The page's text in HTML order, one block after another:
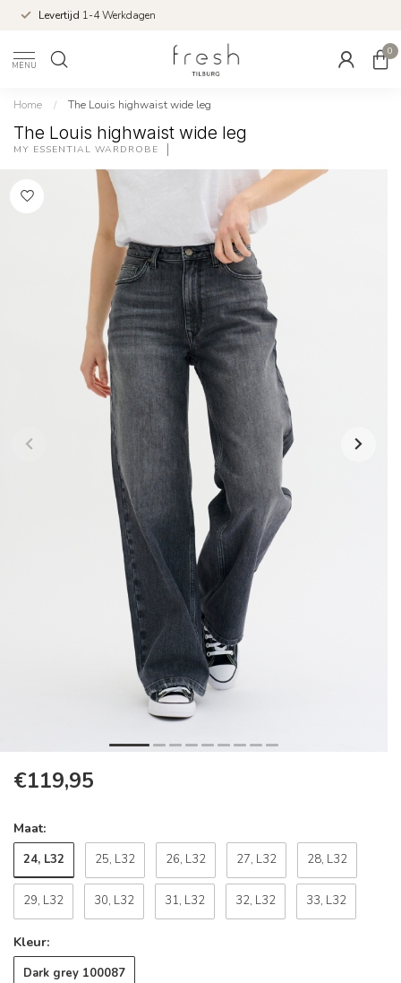
Levertijd 1-4 Werkdagen
MENU
0
Home / The Louis highwaist wide leg
The Louis highwaist wide leg
MY ESSENTIAL WARDROBE
€119,95
Maat:
24, L32 25, L32 26, L32 27, L32 28, L32
29, L32 30, L32 31, L32 32, L32 33, L32
Kleur:
Dark grey 100087